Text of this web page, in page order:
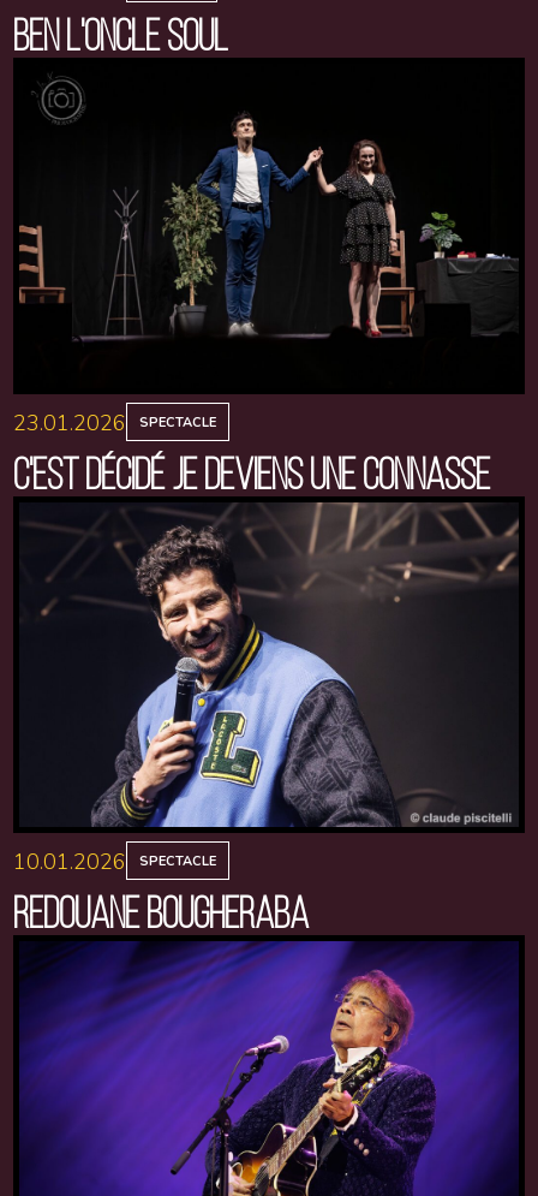
BEN L'ONCLE SOUL
23.01.2026 SPECTACLE
C'EST DÉCIDÉ JE DEVIENS UNE CONNASSE
10.01.2026 SPECTACLE
REDOUANE BOUGHERABA